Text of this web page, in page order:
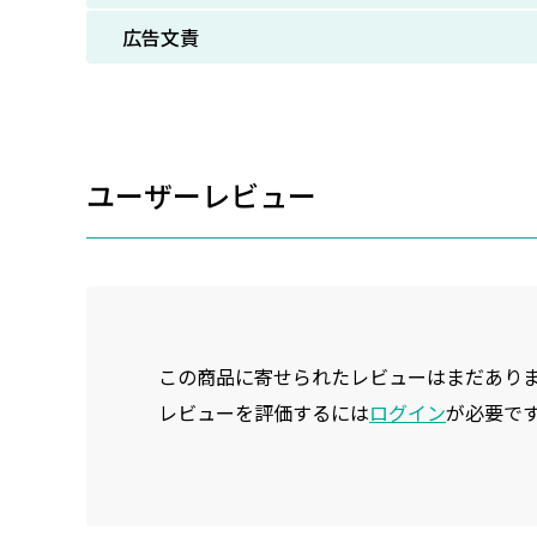
広告文責
ユーザーレビュー
この商品に寄せられたレビューはまだあり
レビューを評価するにはログインが必要です